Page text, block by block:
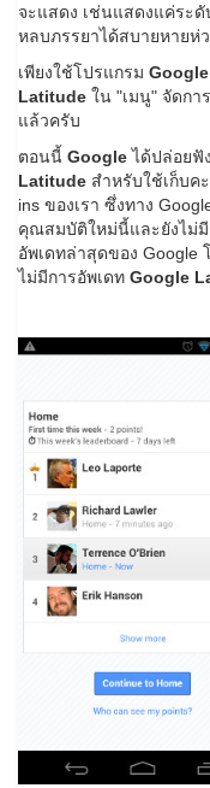
จะแสดง เช่นแสดงแค่ระดั
หลบภรรยาได้สบายหายห่
เพียงใช้โปรแกรม
Latitude ใน "เมนู" จัดกา
แล้วครับ
ตอนนี้ Googleได้ปล่อยฟั
Latitude สำหรับใช้เก็บค
ins ของเรา ซึ่งทาง
คุณสมบัติใหม่นี้และยังไม่มี
อัพเดทล่าสุดของ Google
ไม่มีการอัพเดท Google